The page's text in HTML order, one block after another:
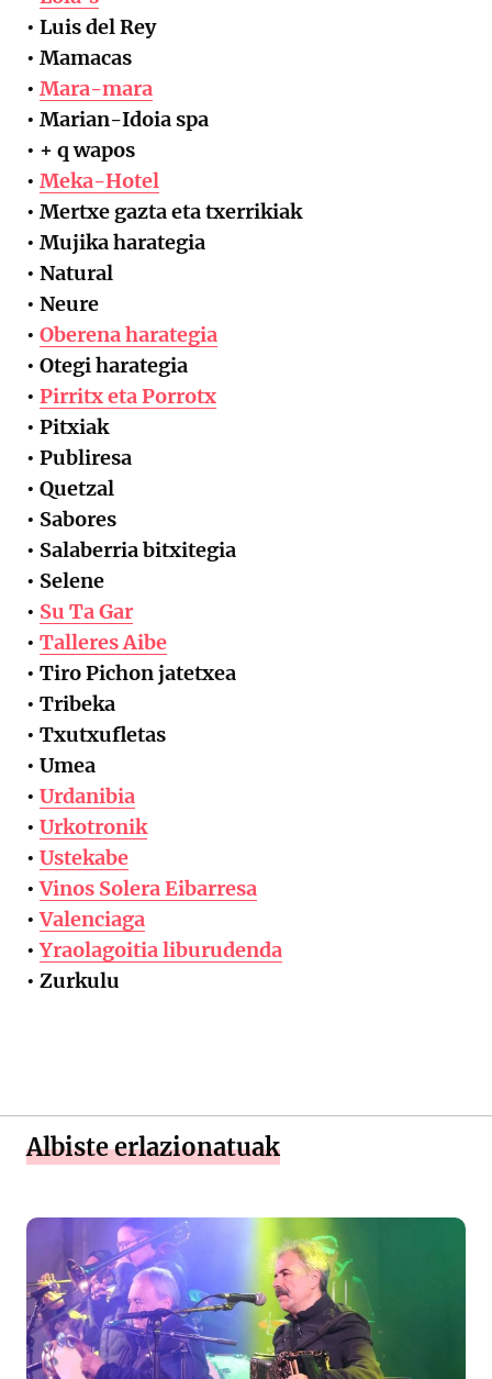
• Luis del Rey
• Mamacas
• Mara-mara
• Marian-Idoia spa
• + q wapos
• Meka-Hotel
• Mertxe gazta eta txerrikiak
• Mujika harategia
• Natural
• Neure
• Oberena harategia
• Otegi harategia
• Pirritx eta Porrotx
• Pitxiak
• Publiresa
• Quetzal
• Sabores
• Salaberria bitxitegia
• Selene
• Su Ta Gar
• Talleres Aibe
• Tiro Pichon jatetxea
• Tribeka
• Txutxufletas
• Umea
• Urdanibia
• Urkotronik
• Ustekabe
•Vinos Solera Eibarresa
•Valenciaga
•Yraolagoitia liburudenda
• Zurkulu
Albiste erlazionatuak